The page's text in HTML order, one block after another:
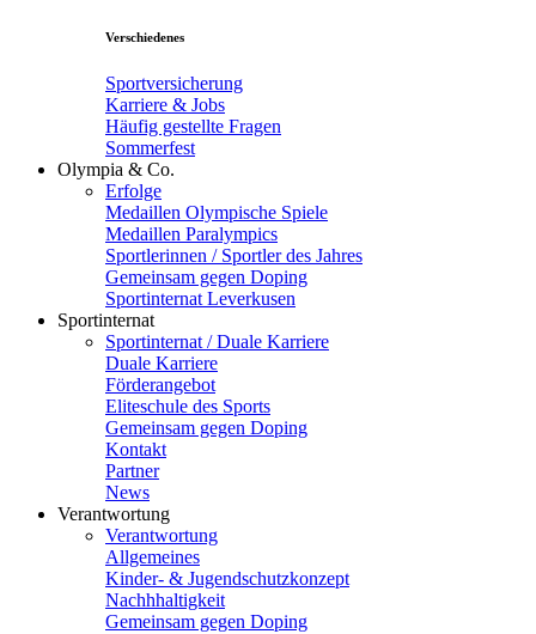
Verschiedenes
Sportversicherung
Karriere & Jobs
Häufig gestellte Fragen
Sommerfest
Olympia & Co.
Erfolge
Medaillen Olympische Spiele
Medaillen Paralympics
Sportlerinnen / Sportler des Jahres
Gemeinsam gegen Doping
Sportinternat Leverkusen
Sportinternat
Sportinternat / Duale Karriere
Duale Karriere
Förderangebot
Eliteschule des Sports
Gemeinsam gegen Doping
Kontakt
Partner
News
Verantwortung
Verantwortung
Allgemeines
Kinder- & Jugendschutzkonzept
Nachhhaltigkeit
Gemeinsam gegen Doping